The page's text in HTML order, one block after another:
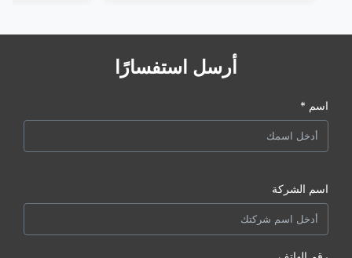
أرسل استفسارًا
اسم *
اسم الشركة